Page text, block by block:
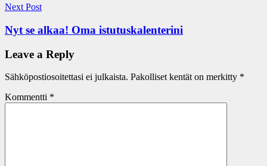
Next Post
Nyt se alkaa! Oma istutuskalenterini
Leave a Reply
Sähköpostiosoitettasi ei julkaista. Pakolliset kentät on merkitty *
Kommentti *